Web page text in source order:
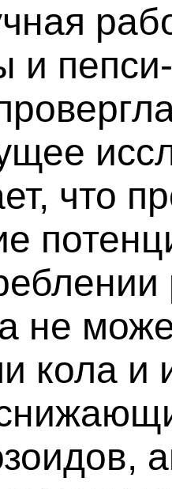
и
что
не
кола и